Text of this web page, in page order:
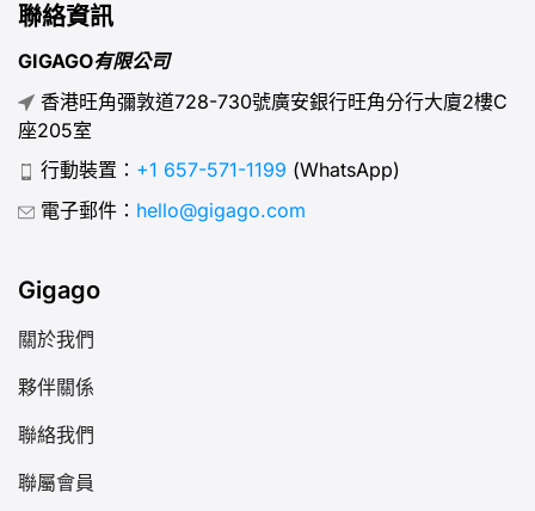
聯絡資訊
GIGAGO有限公司
香港旺角彌敦道728-730號廣安銀行旺角分行大廈2樓C
座205室
行動裝置： +1 657-571-1199 (WhatsApp)
電子郵件： hello@gigago.com
Gigago
關於我們
夥伴關係
聯絡我們
聯屬會員